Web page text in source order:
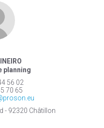
planning
56 02
70 65
- 92320 Châtillon